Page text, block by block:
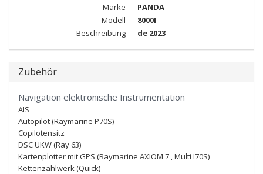
Marke
PANDA
Modell
8000I
Beschreibung
de 2023
Zubehör
Navigation elektronische Instrumentation
AIS
Autopilot (Raymarine P70S)
Copilotensitz
DSC UKW (Ray 63)
Kartenplotter mit GPS (Raymarine AXIOM 7 , Multi I70S)
Kettenzählwerk (Quick)